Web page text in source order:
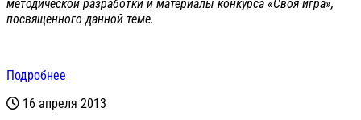
методической разработки и материалы конкурса «Своя игра»,
посвященного данной теме.
Подробнее
16 апреля 2013